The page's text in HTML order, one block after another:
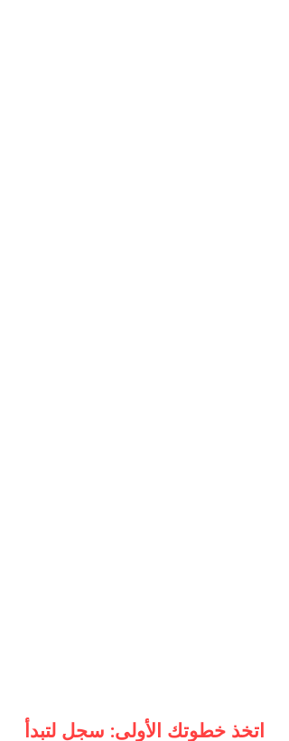
اتخذ خطوتك الأولى: سجل لتبدأ